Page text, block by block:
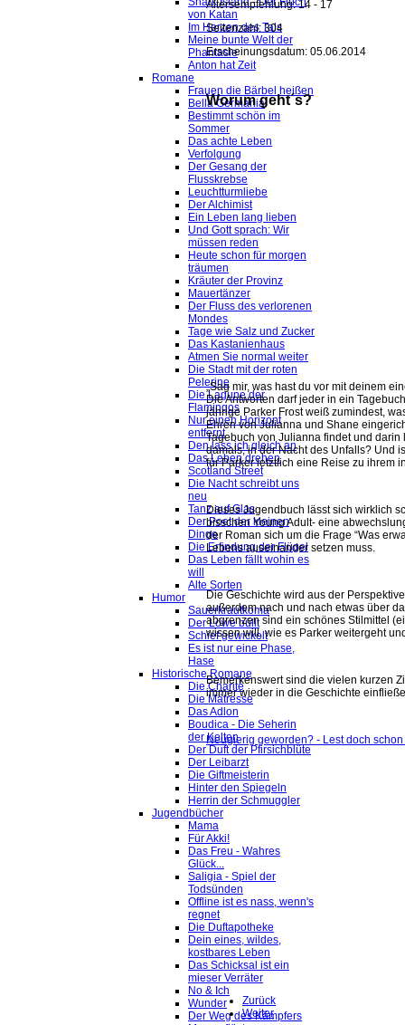
von Katan
Im Herzen des Tals
Meine bunte Welt der
Phantasie
Anton hat Zeit
Romane
Frauen die Bärbel heißen
Bella Germania
Bestimmt schön im
Sommer
Das achte Leben
Verfolgung
Der Gesang der
Flusskrebse
Leuchtturmliebe
Der Alchimist
Ein Leben lang lieben
Und Gott sprach: Wir
müssen reden
Heute schon für morgen
träumen
Kräuter der Provinz
Mauertänzer
Der Fluss des verlorenen
Mondes
Tage wie Salz und Zucker
Das Kastanienhaus
Atmen Sie normal weiter
Die Stadt mit der roten
Pelerine
Die Lagune der
Flamingos
Nur einen Horizont
entfernt
Den lass ich gleich an
Das Leben drehen
Scotland Street
Die Nacht schreibt uns
neu
Tanz auf Glas
Der Poet der kleinen
Dinge
Die Erfindung der Flügel
Das Leben fällt wohin es
will
Alte Sorten
Humor
Sauerkrautkoma
Der Löwe büllt
Schief gewickelt
Es ist nur eine Phase,
Hase
Historische Romane
Die Charité
Die Mätresse
Das Adlon
Boudica - Die Seherin
der Kelten
Der Duft der Pfirsichblüte
Der Leibarzt
Die Giftmeisterin
Hinter den Spiegeln
Herrin der Schmuggler
Jugendbücher
Mama
Für Akki!
Das Freu - Wahres
Glück...
Saligia - Spiel der
Todsünden
Offline ist es nass, wenn's
regnet
Die Duftapotheke
Dein eines, wildes,
kostbares Leben
Das Schicksal ist ein
mieser Verräter
No & Ich
Wunder
Der Weg des Kämpfers
Altersempfehlung: 14 - 17
Seitenzahl: 304
Erscheinungsdatum: 05.06.2014
Worum geht´s?
„Sag mir, was hast du vor mit deinem
Die Antworten darf jeder in ein
jährige Parker Frost weiß zumindest,
Ehren von Julianna und Shane
Tagebuch von Julianna findet und
damals, in der Nacht des Unfalls? Und
für Parker letztlich eine Reise zu ihrem
Dieses Jugendbuch lässt sich wirklich
bisschen Young Adult- eine
der Roman sich um die Frage “Was
Lebens auseinander setzen muss.
Die Geschichte wird aus der
außerdem nach und nach etwas über
abgrenzen sind ein schönes Stilmittel
wissen will, wie es Parker weitergeht
Bemerkenswert sind die vielen kurzen
immer wieder in die Geschichte
Neugierig geworden? - Lest doch
Zurück
Weiter